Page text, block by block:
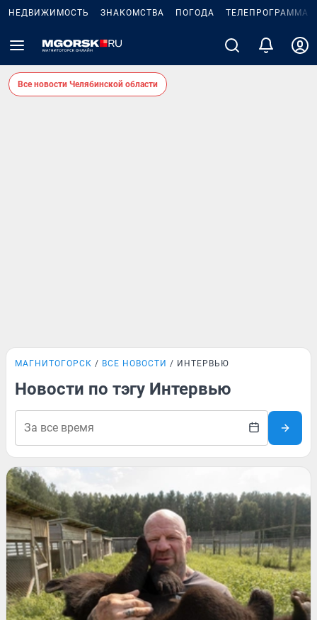
НЕДВИЖИМОСТЬ ЗНАКОМСТВА ПОГОДА ТЕЛЕПРОГРАММА
Все новости Челябинской области
МАГНИТОГОРСК ВСЕ НОВОСТИ ИНТЕРВЬЮ
Новости по тэгу Интервью